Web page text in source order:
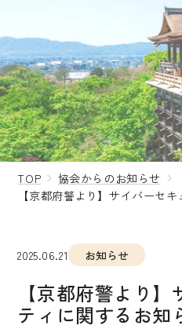
TOP
協会からのお知らせ
【京都府警より】サイバーセ
2025.06.21 お知らせ
【京都府警より
ティに関するお知